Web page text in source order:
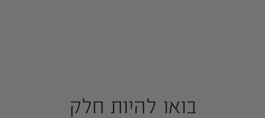
בואו להיות חלק